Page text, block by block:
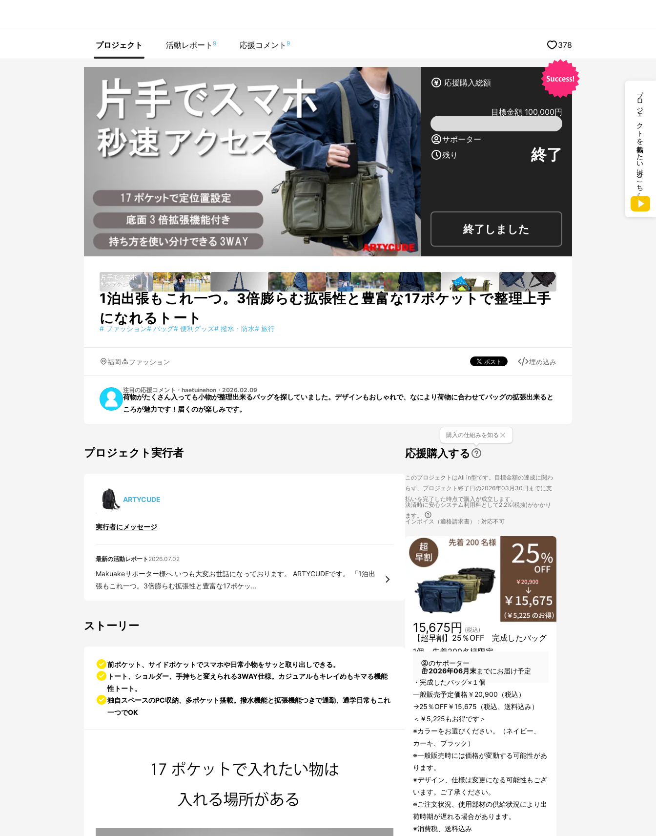
プロジェクトを掲載したい方はこちら
プロジェクト 活動レポート 9 応援コメント 9 378
応援購入総額
目標金額 100,000円
サポーター
残り
終了
終了しました
1泊出張もこれ一つ。3倍膨らむ拡張性と豊富な17ポケットで整理上手
になれるトート
# ファッション# バッグ# 便利グッズ# 撥水・防水# 旅行
福岡 ファッション 埋め込み
注目の応援コメント ・ haetuinehon ・ 2026.02.09
荷物がたくさん入っても小物が整理出来るバッグを探していました。デザインもおしゃれで、なにより荷物に合わせてバッグの拡張出来ると
ころが魅力です！届くのが楽しみです。
プロジェクト実行者
ARTYCUDE
実行者にメッセージ
最新の活動レポート 2026.07.02
Makuakeサポーター様へ いつも大変お世話になっております。 ARTYCUDEです。 「1泊出
張もこれ一つ。3倍膨らむ拡張性と豊富な17ポケッ...
ストーリー
前ポケット、サイドポケットでスマホや日常小物をサッと取り出しできる。
トート、ショルダー、手持ちと変えられる3WAY仕様。カジュアルもキレイめもキマる機能
性トート。
独自スペースのPC収納、多ポケット搭載。撥水機能と拡張機能つきで通勤、通学日常もこれ
一つでOK
応援購入する
購入の仕組みを知る
このプロジェクトはAll in型です。目標金額の達成に関わ
らず、プロジェクト終了日の2026年03月30日までに支
払いを完了した時点で購入が成立します。
決済時に安心システム利用料として2.2%(税抜)がかかり
ます。
インボイス（適格請求書）：対応不可
【超早割】25％OFF 完成したバッグ
1個 先着200名様限定
15,675円 (税込)
のサポーター
2026年06月末までにお届け予定
・完成したバッグ×１個
一般販売予定価格￥20,900（税込）
→25％OFF￥15,675（税込、送料込み）
＜￥5,225もお得です＞
※カラーをお選びください。（ネイビー、
カーキ、ブラック）
※一般販売時には価格が変動する可能性があ
ります。
※デザイン、仕様は変更になる可能性もござ
います。ご了承ください。
※ご注文状況、使用部材の供給状況により出
荷時期が遅れる場合があります。
※消費税、送料込み